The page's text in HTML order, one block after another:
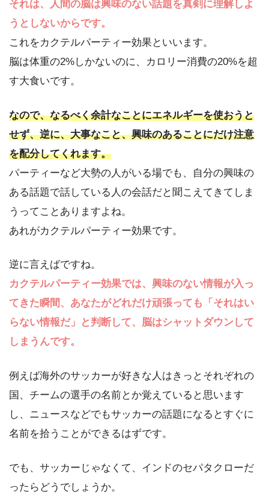
それは、人間の脳は興味のない話題を真剣に理解しよ
うとしないからです。
これをカクテルパーティー効果といいます。
脳は体重の2%しかないのに、カロリー消費の20%を超
す大食いです。
なので、なるべく余計なことにエネルギーを使おうと
せず、逆に、大事なこと、興味のあることにだけ注意
を配分してくれます。
パーティーなど大勢の人がいる場でも、自分の興味の
ある話題で話している人の会話だと聞こえてきてしま
うってことありますよね。
あれがカクテルパーティー効果です。
逆に言えばですね。
カクテルパーティー効果では、興味のない情報が入っ
てきた瞬間、あなたがどれだけ頑張っても「それはい
らない情報だ」と判断して、脳はシャットダウンして
しまうんです。
例えば海外のサッカーが好きな人はきっとそれぞれの
国、チームの選手の名前とか覚えていると思います
し、ニュースなどでもサッカーの話題になるとすぐに
名前を拾うことができるはずです。
でも、サッカーじゃなくて、インドのセパタクローだ
ったらどうでしょうか。